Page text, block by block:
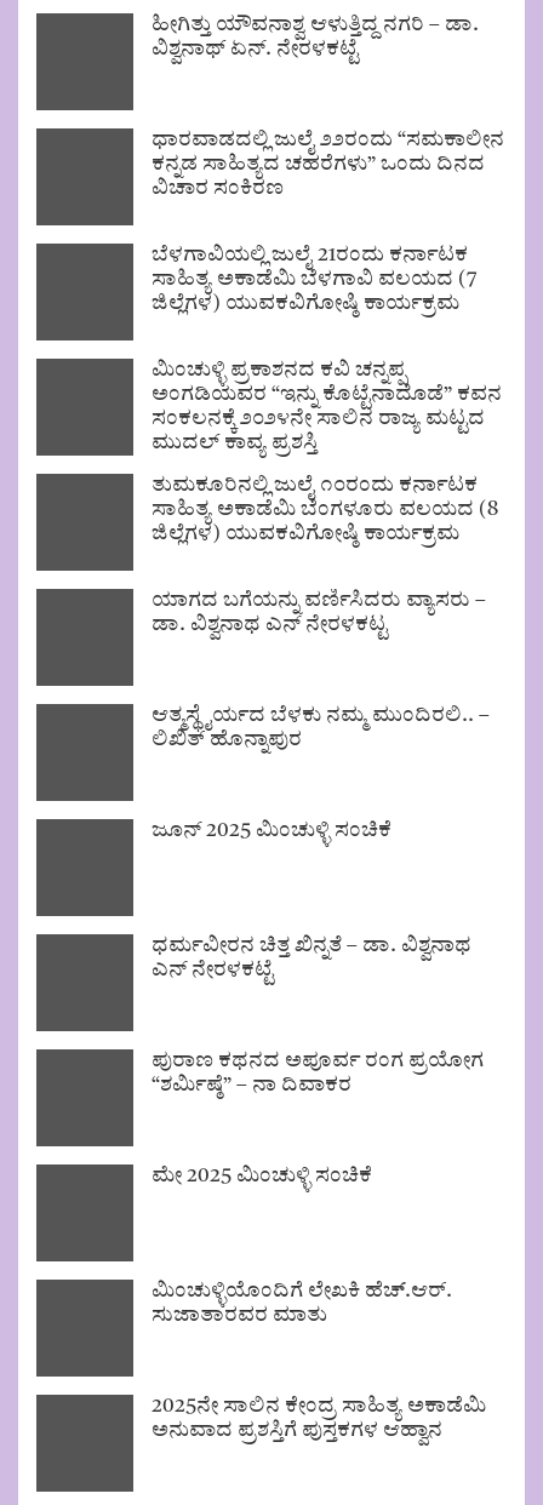
ಹೀಗಿತ್ತು ಯೌವನಾಶ್ವ ಆಳುತ್ತಿದ್ದ ನಗರಿ – ಡಾ.
ವಿಶ್ವನಾಥ್ ಏನ್. ನೇರಳಕಟ್ಟೆ
ಧಾರವಾಡದಲ್ಲಿ ಜುಲೈ ೨೨ರಂದು “ಸಮಕಾಲೀನ
ಕನ್ನಡ ಸಾಹಿತ್ಯದ ಚಹರೆಗಳು” ಒಂದು ದಿನದ
ವಿಚಾರ ಸಂಕಿರಣ
ಬೆಳಗಾವಿಯಲ್ಲಿ ಜುಲೈ 21ರಂದು ಕರ್ನಾಟಕ
ಸಾಹಿತ್ಯ ಅಕಾಡೆಮಿ ಬೆಳಗಾವಿ ವಲಯದ (7
ಜಿಲ್ಲೆಗಳ) ಯುವಕವಿಗೋಷ್ಠಿ ಕಾರ್ಯಕ್ರಮ
ಮಿಂಚುಳ್ಳಿ ಪ್ರಕಾಶನದ ಕವಿ ಚನ್ನಪ್ಪ
ಅಂಗಡಿಯವರ “ಇನ್ನು ಕೊಟ್ಟೆನಾದೊಡೆ” ಕವನ
ಸಂಕಲನಕ್ಕೆ ೨೦೨೪ನೇ ಸಾಲಿನ ರಾಜ್ಯ ಮಟ್ಟದ
ಮುದಲ್ ಕಾವ್ಯ ಪ್ರಶಸ್ತಿ
ತುಮಕೂರಿನಲ್ಲಿ ಜುಲೈ ೧೦ರಂದು ಕರ್ನಾಟಕ
ಸಾಹಿತ್ಯ ಅಕಾಡೆಮಿ ಬೆಂಗಳೂರು ವಲಯದ (8
ಜಿಲ್ಲೆಗಳ) ಯುವಕವಿಗೋಷ್ಠಿ ಕಾರ್ಯಕ್ರಮ
ಯಾಗದ ಬಗೆಯನ್ನು ವರ್ಣಿಸಿದರು ವ್ಯಾಸರು –
ಡಾ. ವಿಶ್ವನಾಥ ಎನ್ ನೇರಳಕಟ್ಟ
ಆತ್ಮಸ್ಥೈರ್ಯದ ಬೆಳಕು ನಮ್ಮ ಮುಂದಿರಲಿ.. –
ಲಿಖಿತ್ ಹೊನ್ನಾಪುರ
ಜೂನ್ 2025 ಮಿಂಚುಳ್ಳಿ ಸಂಚಿಕೆ
ಧರ್ಮವೀರನ ಚಿತ್ತ ಖಿನ್ನತೆ – ಡಾ. ವಿಶ್ವನಾಥ
ಎನ್ ನೇರಳಕಟ್ಟೆ
ಪುರಾಣ ಕಥನದ ಅಪೂರ್ವ ರಂಗ ಪ್ರಯೋಗ
“ಶರ್ಮಿಷ್ಠೆ” – ನಾ ದಿವಾಕರ
ಮೇ 2025 ಮಿಂಚುಳ್ಳಿ ಸಂಚಿಕೆ
ಮಿಂಚುಳ್ಳಿಯೊಂದಿಗೆ ಲೇಖಕಿ ಹೆಚ್.ಆರ್.
ಸುಜಾತಾರವರ ಮಾತು
2025ನೇ ಸಾಲಿನ ಕೇಂದ್ರ ಸಾಹಿತ್ಯ ಅಕಾಡೆಮಿ
ಅನುವಾದ ಪ್ರಶಸ್ತಿಗೆ ಪುಸ್ತಕಗಳ ಆಹ್ವಾನ